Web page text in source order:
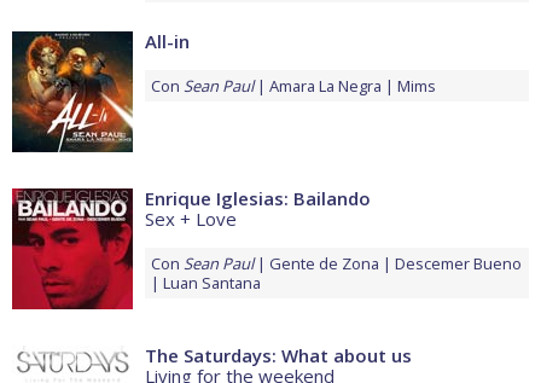
All-in
Con Sean Paul Amara La Negra Mims
Enrique Iglesias: Bailando
Sex + Love
Con Sean Paul Gente de Zona
Descemer Bueno
Luan Santana
The Saturdays: What about us
Living for the weekend